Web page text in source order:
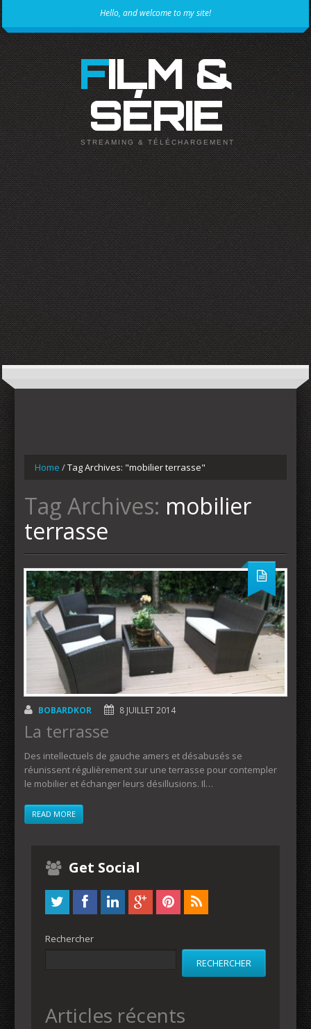
Hello, and welcome to my site!
FILM &
SÉRIE
STREAMING & TÉLÉCHARGEMENT
Home /Tag Archives: "mobilier terrasse"
Tag Archives: mobilier
terrasse
BOBARDKOR 8 JUILLET 2014
La terrasse
Des intellectuels de gauche amers et désabusés se
réunissent régulièrement sur une terrasse pour contempler
le mobilier et échanger leurs désillusions. Il…
READ MORE
Get Social
Rechercher
RECHERCHER
Articles récents